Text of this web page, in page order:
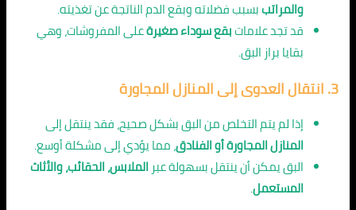
والمراتببسبب فضلاته وبقع الدم الناتجة عن تغذيته.
قد تجد علاماتبقع سوداء صغيرةعلى المفروشات، وهي
بقايا براز البق.
3. انتقال العدوى إلى المنازل المجاورة
إذا لم يتم التخلص من البق بشكل صحيح، فقد ينتقل إلى
المنازل المجاورة أو الفنادق، مما يؤدي إلى مشكلة أوسع.
البق يمكن أن ينتقل بسهولة عبر الملابس، الحقائب، والأثاث
المستعمل.